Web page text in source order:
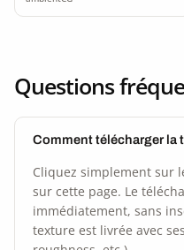
Questions
Comment télécharger la
Cliquez simplement sur
sur cette page. Le
immédiatement, sans
texture est livrée avec